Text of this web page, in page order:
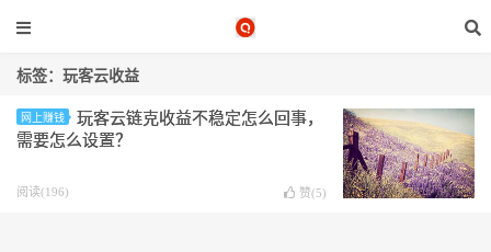
标签：玩客云收益
网上赚钱
玩客云链克收益不稳定怎么回事，
需要怎么设置？
阅读(196) 赞(5)